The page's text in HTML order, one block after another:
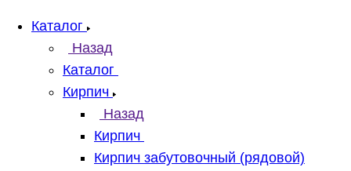
Каталог
Назад
Каталог
Кирпич
Назад
Кирпич
Кирпич забутовочный (рядовой)